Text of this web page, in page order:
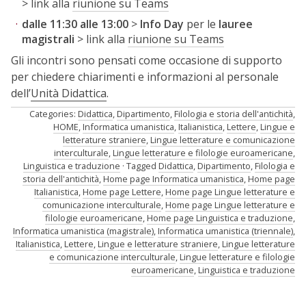
> link alla riunione su Teams
dalle 11:30 alle 13:00 > Info Day per le lauree
magistrali > link alla riunione su Teams
Gli incontri sono pensati come occasione di supporto
per chiedere chiarimenti e informazioni al personale
dell’Unità Didattica.
Categories: Didattica,Dipartimento,Filologia e storia dell'antichità,
HOME,Informatica umanistica,Italianistica,Lettere,Lingue e
letterature straniere,Lingue letterature e comunicazione
interculturale,Lingue letterature e filologie euroamericane,
Linguistica e traduzione Tagged Didattica,Dipartimento,Filologia e
storia dell'antichità,Home page Informatica umanistica,Home page
Italianistica,Home page Lettere,Home page Lingue letterature e
comunicazione interculturale,Home page Lingue letterature e
filologie euroamericane,Home page Linguistica e traduzione,
Informatica umanistica (magistrale),Informatica umanistica (triennale),
Italianistica,Lettere,Lingue e letterature straniere,Lingue letterature
e comunicazione interculturale,Lingue letterature e filologie
euroamericane,Linguistica e traduzione